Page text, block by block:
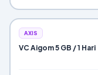
AXIS
VC Aigom 5 GB / 1 Hari